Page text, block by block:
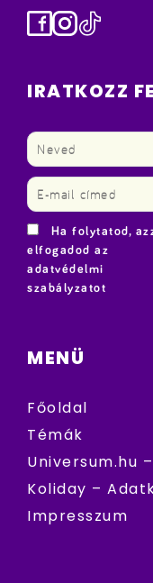
Facebook
TikTok
IRATKOZZ
Ha folytatod,
elfogadod az
adatvédelmi
szabályzatot
MENÜ
Főoldal
Témák
Universum.hu
Koliday –
Impresszum